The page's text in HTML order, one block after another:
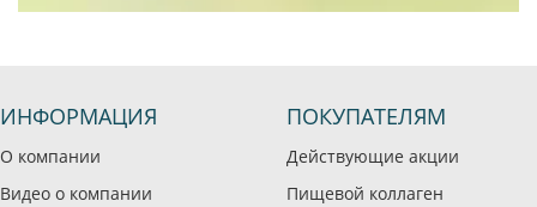
ИНФОРМАЦИЯ
О компании
Видео о компании
ПОКУПАТЕЛЯМ
Действующие акции
Пищевой коллаген